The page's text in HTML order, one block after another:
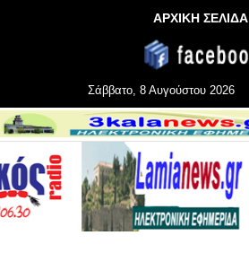
ΑΡΧΙΚΗ ΣΕΛΙΔΑ
Σάββατο, 8 Αυγούστου 2026